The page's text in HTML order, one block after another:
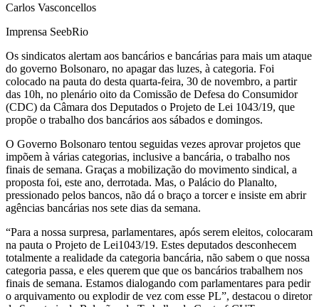
Carlos Vasconcellos
Imprensa SeebRio
Os sindicatos alertam aos bancários e bancárias para mais um ataque
do governo Bolsonaro, no apagar das luzes, à categoria. Foi
colocado na pauta do desta quarta-feira, 30 de novembro, a partir
das 10h, no plenário oito da Comissão de Defesa do Consumidor
(CDC) da Câmara dos Deputados o Projeto de Lei 1043/19, que
propõe o trabalho dos bancários aos sábados e domingos.
O Governo Bolsonaro tentou seguidas vezes aprovar projetos que
impõem à várias categorias, inclusive a bancária, o trabalho nos
finais de semana. Graças a mobilização do movimento sindical, a
proposta foi, este ano, derrotada. Mas, o Palácio do Planalto,
pressionado pelos bancos, não dá o braço a torcer e insiste em abrir
agências bancárias nos sete dias da semana.
“Para a nossa surpresa, parlamentares, após serem eleitos, colocaram
na pauta o Projeto de Lei1043/19. Estes deputados desconhecem
totalmente a realidade da categoria bancária, não sabem o que nossa
categoria passa, e eles querem que que os bancários trabalhem nos
finais de semana. Estamos dialogando com parlamentares para pedir
o arquivamento ou explodir de vez com esse PL”, destacou o diretor